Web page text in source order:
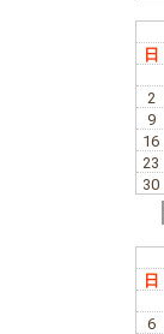
日
2
9
16
23
30
日
6